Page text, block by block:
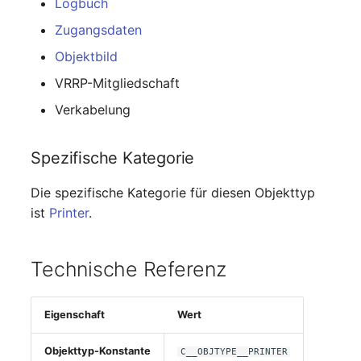
E-Mail-Adressen
Faser/Ader
FC-Port
Freigabe
Gastsysteme
Grafikkarte
Logbuch
Zugangsdaten
Objektbild
VRRP-Mitgliedschaft
Verkabelung
Spezifische Kategorie
Die spezifische Kategorie für diesen Objekttyp
ist Printer.
Technische Referenz
Eigenschaft Wert
Objekttyp-Konstante C__OBJTYPE__PRINTER